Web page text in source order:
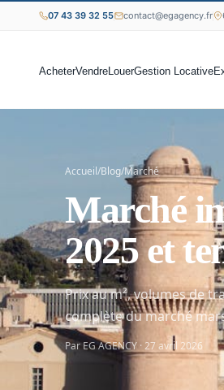
07 43 39 32 55 contact@egagency.fr
AcheterVendreLouerGestion Locative
Accueil/Blog/Marché
Marché
2025 et
Prix au m², volumes de
complète du marché
Par EG AGENCY · 27 avril 2026